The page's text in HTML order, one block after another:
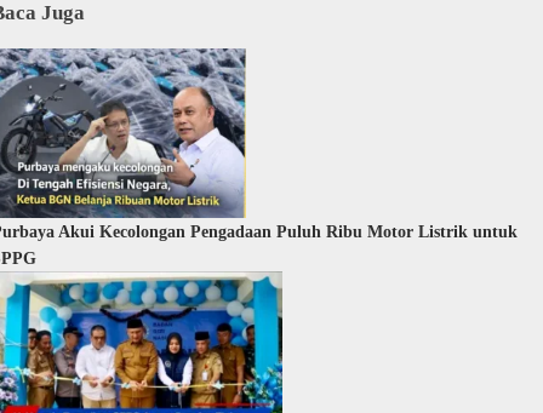
Juga
Akui Kecolongan Pengadaan Puluh Ribu Motor Listrik untuk